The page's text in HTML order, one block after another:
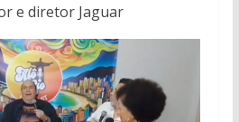
e diretor Jaguar